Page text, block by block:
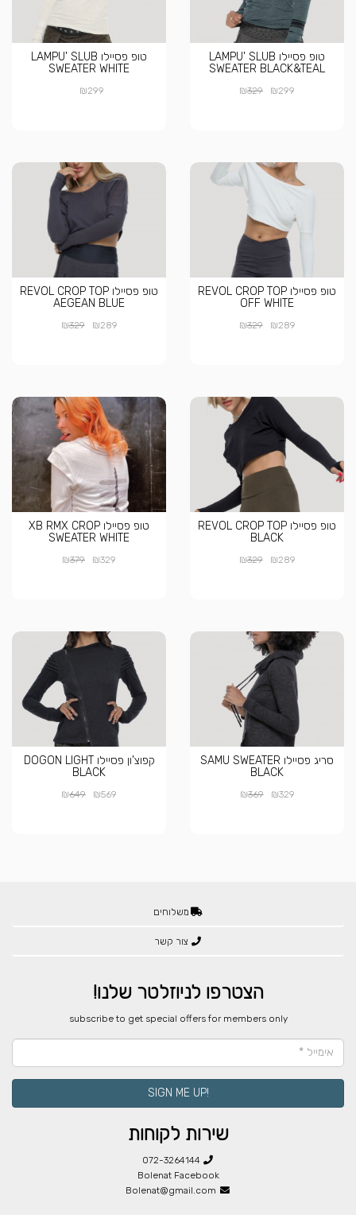
טופ פסיילו LAMPU' SLUB
SWEATER BLACK&TEAL
₪299
₪329
טופ פסיילו LAMPU' SLUB
SWEATER WHITE
₪299
טופ פסיילו REVOL CROP TOP
OFF WHITE
₪289
₪329
טופ פסיילו REVOL CROP TOP
AEGEAN BLUE
₪289
₪329
טופ פסיילו REVOL CROP TOP
BLACK
₪289
₪329
טופ פסיילו XB RMX CROP
SWEATER WHITE
₪329
₪379
סריג פסיילו SAMU SWEATER
BLACK
₪329
₪369
קפוצ'ון פסיילו DOGON LIGHT
BLACK
₪569
₪649
משלוחים
צור קשר
הצטרפו לניוזלטר שלנו!
​subscribe to get special offers for members only
!SIGN ME UP
שירות לקוחות
072-3264144
Bolenat Facebook
Bolenat@gmail.com